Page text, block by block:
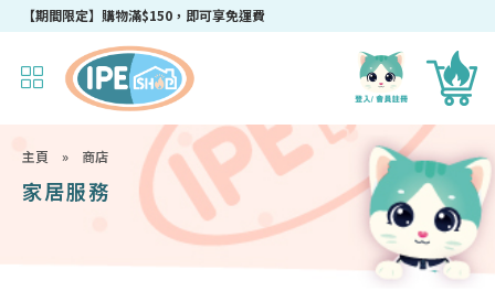
【期間限定】購物滿$150，即可享免運費
主頁 » 商店
家居服務